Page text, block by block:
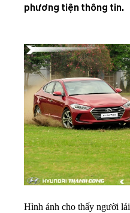
phương tiện thông tin.
Hình ảnh cho thấy người